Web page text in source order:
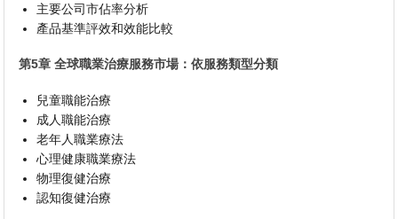
主要公司市佔率分析
產品基準評效和效能比較
第5章 全球職業治療服務市場：依服務類型分類
兒童職能治療
成人職能治療
老年人職業療法
心理健康職業療法
物理復健治療
認知復健治療